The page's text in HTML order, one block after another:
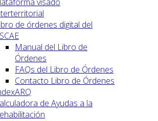
de órdenes digital del
Manual del Libro de
Órdenes
FAQs del Libro de Órdenes
Contacto Libro de Órdenes
de Ayudas a la